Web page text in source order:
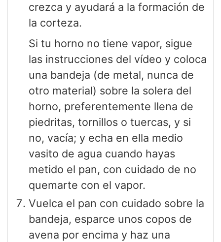
crezca y ayudará a la formación de
la corteza.
Si tu horno no tiene vapor, sigue
las instrucciones del vídeo y coloca
una bandeja (de metal, nunca de
otro material) sobre la solera del
horno, preferentemente llena de
piedritas, tornillos o tuercas, y si
no, vacía; y echa en ella medio
vasito de agua cuando hayas
metido el pan, con cuidado de no
quemarte con el vapor.
Vuelca el pan con cuidado sobre la
bandeja, esparce unos copos de
avena por encima y haz una